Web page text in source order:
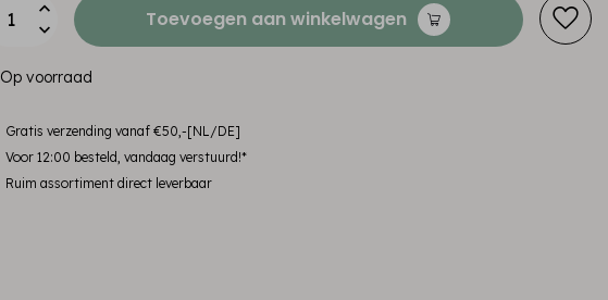
Toevoegen aan winkelwagen
Op voorraad
Gratis verzending vanaf €50,-[NL/DE]
Voor 12:00 besteld, vandaag verstuurd!*
Ruim assortiment direct leverbaar